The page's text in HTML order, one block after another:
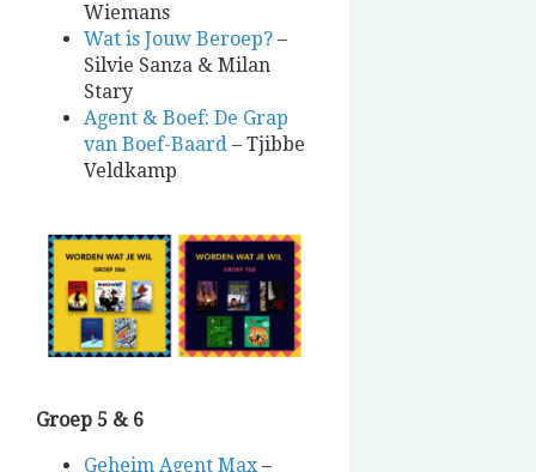
Wiemans
Wat is Jouw Beroep? –
Silvie Sanza & Milan
Stary
Agent & Boef: De Grap
van Boef-Baard – Tjibbe
Veldkamp
Groep 5 & 6
Geheim Agent Max–